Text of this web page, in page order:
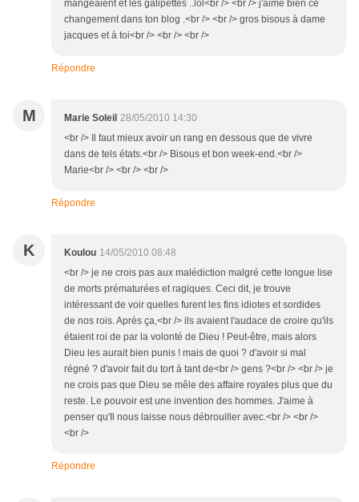
mangeaient et les galipettes ..lol<br /> <br /> j'aime bien ce
changement dans ton blog .<br /> <br /> gros bisous à dame
jacques et à toi<br /> <br /> <br />
Répondre
M Marie Soleil 28/05/2010 14:30
<br /> Il faut mieux avoir un rang en dessous que de vivre
dans de tels états.<br /> Bisous et bon week-end.<br />
Marie<br /> <br /> <br />
Répondre
K Koulou 14/05/2010 08:48
<br /> je ne crois pas aux malédiction malgré cette longue lise
de morts prématurées et ragiques. Ceci dit, je trouve
intéressant de voir quelles furent les fins idiotes et sordides
de nos rois. Après ça,<br /> ils avaient l'audace de croire qu'ils
étaient roi de par la volonté de Dieu ! Peut-être, mais alors
Dieu les aurait bien punis ! mais de quoi ? d'avoir si mal
régné ? d'avoir fait du tort à tant de<br /> gens ?<br /> <br /> je
ne crois pas que Dieu se mêle des affaire royales plus que du
reste. Le pouvoir est une invention des hommes. J'aime à
penser qu'Il nous laisse nous débrouiller avec.<br /> <br />
<br />
Répondre